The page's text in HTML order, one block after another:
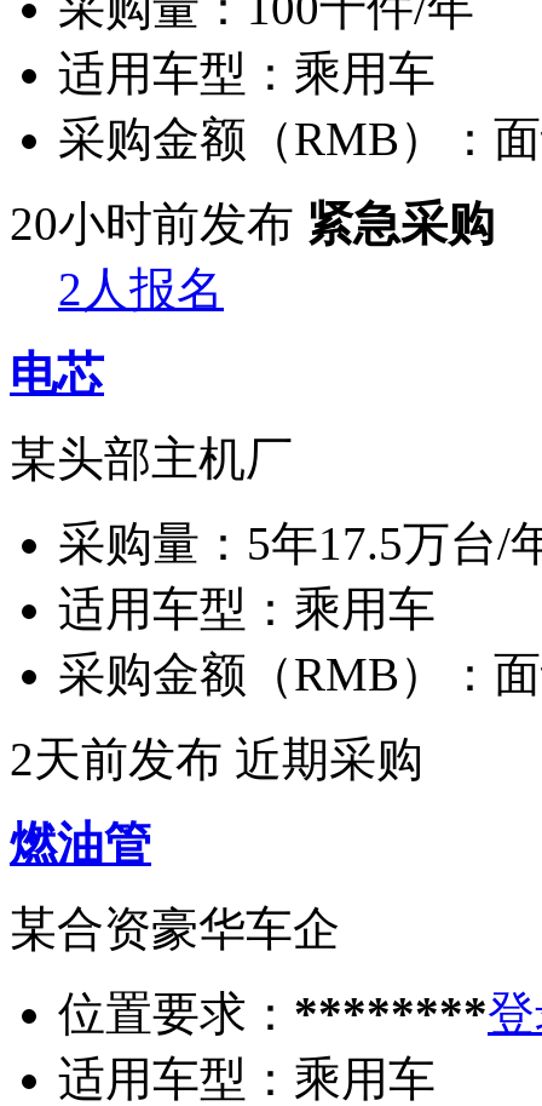
适用车型： 乘用车
采购金额（RMB）：
20小时前发布 紧急采购
2人报名
电芯
某头部主机厂
采购量： 5年17.5万台/
适用车型： 乘用车
采购金额（RMB）：
2天前发布 近期采购
燃油管
某合资豪华车企
位置要求： ********
适用车型： 乘用车